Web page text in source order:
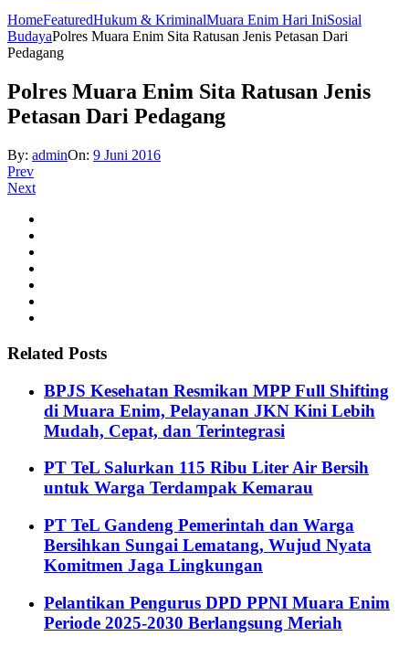
HomeFeaturedHukum & KriminalMuara Enim Hari IniSosial
BudayaPolres Muara Enim Sita Ratusan Jenis Petasan Dari
Pedagang
Polres Muara Enim Sita Ratusan Jenis
Petasan Dari Pedagang
By: adminOn: 9 Juni 2016
Prev
Next
Related Posts
BPJS Kesehatan Resmikan MPP Full Shifting
di Muara Enim, Pelayanan JKN Kini Lebih
Mudah, Cepat, dan Terintegrasi
PT TeL Salurkan 115 Ribu Liter Air Bersih
untuk Warga Terdampak Kemarau
PT TeL Gandeng Pemerintah dan Warga
Bersihkan Sungai Lematang, Wujud Nyata
Komitmen Jaga Lingkungan
Pelantikan Pengurus DPD PPNI Muara Enim
Periode 2025-2030 Berlangsung Meriah